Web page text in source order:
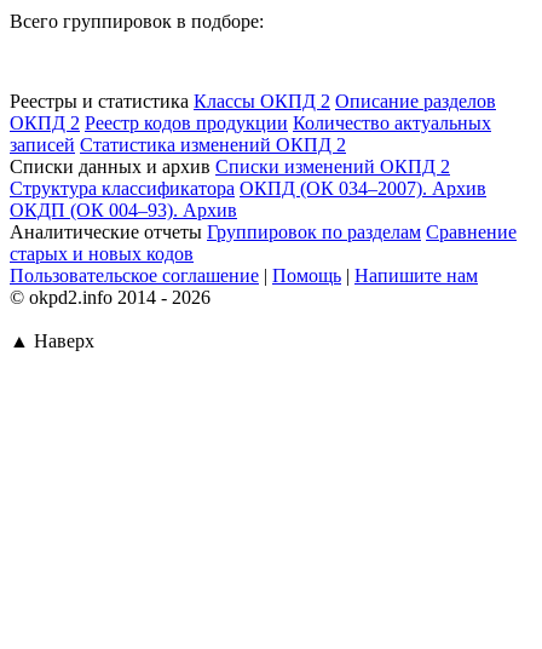
Всего группировок в подборе:
Реестры и статистика Классы ОКПД 2 Описание разделов
ОКПД 2 Реестр кодов продукции Количество актуальных
записей Статистика изменений ОКПД 2
Списки данных и архив Списки изменений ОКПД 2
Структура классификатора ОКПД (ОК 034–2007). Архив
ОКДП (ОК 004–93). Архив
Аналитические отчеты Группировок по разделам Сравнение
старых и новых кодов
Пользовательское соглашение | Помощь | Напишите нам
© okpd2.info 2014 - 2026
▲ Наверх